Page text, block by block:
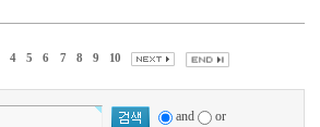
4 5 6 7 8 9 10
and or